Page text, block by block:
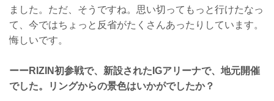
ました。ただ、そうですね。思い切ってもっと行けたなっ
て、今ではちょっと反省がたくさんあったりしています。
悔しいです。
ーーRIZIN初参戦で、新設されたIGアリーナで、地元開催
でした。リングからの景色はいかがでしたか？